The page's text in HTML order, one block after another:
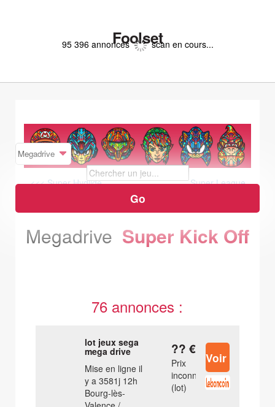
Foolset
95 396 annonces scan en cours...
<<< Super Hydlide
Super League
>>>
Megadrive Super Kick Off
76 annonces :
lot jeux sega
mega drive
Mise en ligne il
y a 3581j 12h
Bourg-lès-
?? €
Prix
inconnu
(lot)